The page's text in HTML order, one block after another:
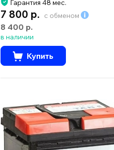
Гарантия 48 мес.
7 800 р. с обменом
8 400 р.
в наличии
Купить